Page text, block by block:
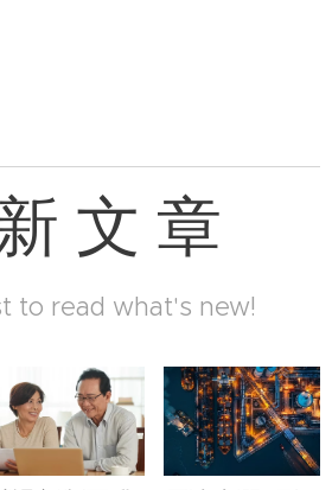
文 章
to read what's new!